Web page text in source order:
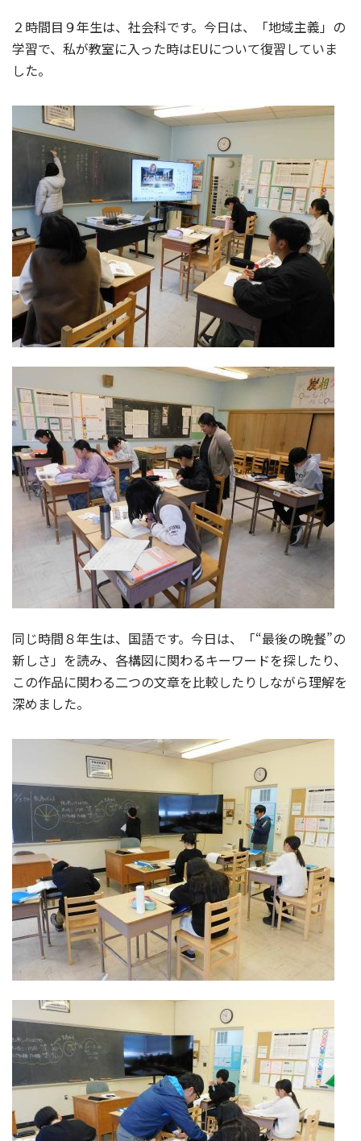
２時間目９年生は、社会科です。今日は、「地域主義」の
学習で、私が教室に入った時はEUについて復習していま
した。
同じ時間８年生は、国語です。今日は、「“最後の晩餐”の
新しさ」を読み、各構図に関わるキーワードを探したり、
この作品に関わる二つの文章を比較したりしながら理解を
深めました。